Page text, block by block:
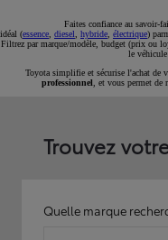
Faites confiance au savoir-
idéal (essence diesel hybride électrique)
Filtrez par marque/modèle, budget (prix ou
le
Toyota simplifie et sécurise l'achat de
professionnel , et vous permet de
Trouvez
Quelle marque